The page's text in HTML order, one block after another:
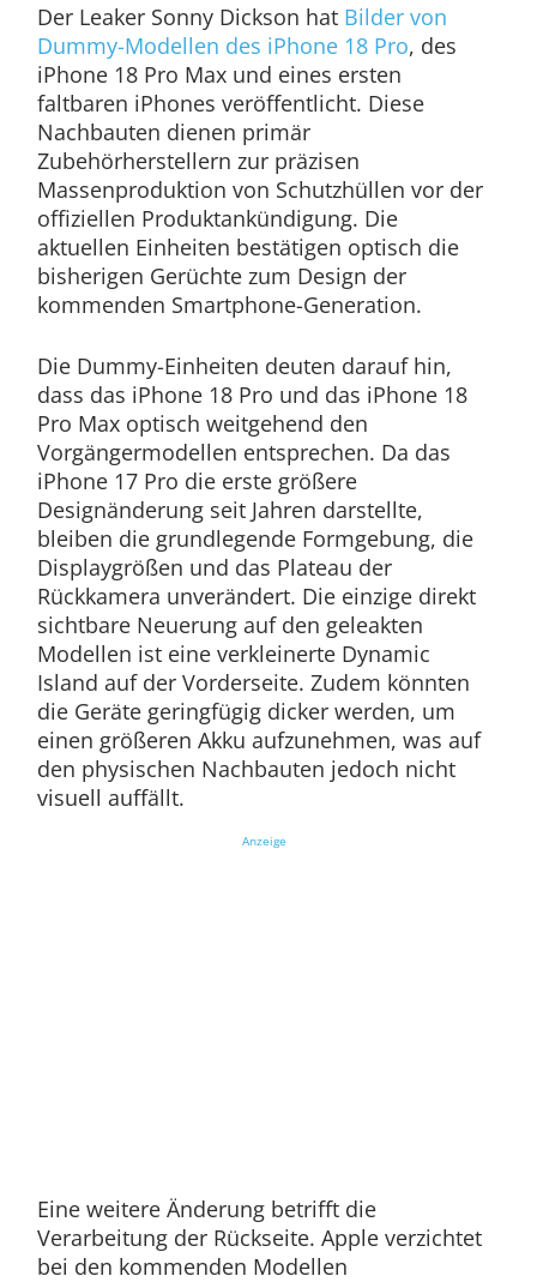
Der Leaker Sonny Dickson hat Bilder von
Dummy-Modellen des iPhone 18 Pro, des
iPhone 18 Pro Max und eines ersten
faltbaren iPhones veröffentlicht. Diese
Nachbauten dienen primär
Zubehörherstellern zur präzisen
Massenproduktion von Schutzhüllen vor der
offiziellen Produktankündigung. Die
aktuellen Einheiten bestätigen optisch die
bisherigen Gerüchte zum Design der
kommenden Smartphone-Generation.
Die Dummy-Einheiten deuten darauf hin,
dass das iPhone 18 Pro und das iPhone 18
Pro Max optisch weitgehend den
Vorgängermodellen entsprechen. Da das
iPhone 17 Pro die erste größere
Designänderung seit Jahren darstellte,
bleiben die grundlegende Formgebung, die
Displaygrößen und das Plateau der
Rückkamera unverändert. Die einzige direkt
sichtbare Neuerung auf den geleakten
Modellen ist eine verkleinerte Dynamic
Island auf der Vorderseite. Zudem könnten
die Geräte geringfügig dicker werden, um
einen größeren Akku aufzunehmen, was auf
den physischen Nachbauten jedoch nicht
visuell auffällt.
Anzeige
Eine weitere Änderung betrifft die
Verarbeitung der Rückseite. Apple verzichtet
bei den kommenden Modellen